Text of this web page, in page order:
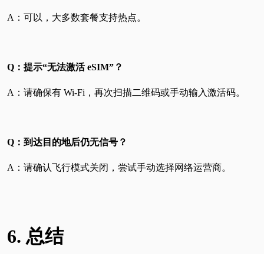
A：可以，大多数套餐支持热点。
Q：提示“无法激活 eSIM”？
A：请确保有 Wi-Fi，再次扫描二维码或手动输入激活码。
Q：到达目的地后仍无信号？
A：请确认飞行模式关闭，尝试手动选择网络运营商。
6. 总结